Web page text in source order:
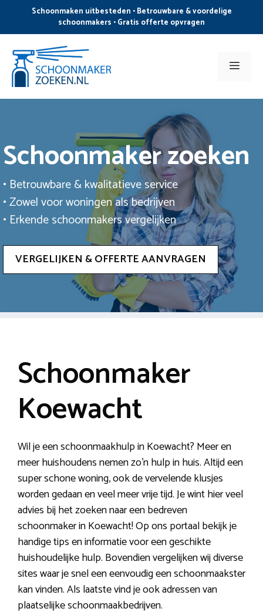
de
inhoud
Schoonmaken uitbesteden • Betrouwbare & voordelige
schoonmakers • Gratis offerte opvragen
Menu
Schoonmaker zoeken
• Betrouwbare & kwalitatieve service
• Zowel voor woningen als bedrijven
• Erkende schoonmakers vergelijken
VERGELIJKEN & OFFERTE AANVRAGEN
Schoonmaker
Koewacht
Wil je een schoonmaakhulp in Koewacht? Meer en
meer huishoudens nemen zo’n hulp in huis. Altijd een
super schone woning, ook de vervelende klusjes
worden gedaan en veel meer vrije tijd. Je wint hier veel
advies bij het zoeken naar een bedreven
schoonmaker in Koewacht! Op ons portaal bekijk je
handige tips en informatie voor een geschikte
huishoudelijke hulp. Bovendien vergelijken wij diverse
sites waar je snel een eenvoudig een schoonmaakster
kan vinden. Als laatste vind je ook adressen van
plaatselijke schoonmaakbedrijven.